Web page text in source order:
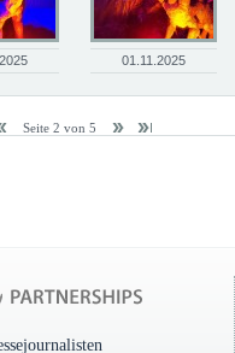
01.11.2025
Seite 2 von 5